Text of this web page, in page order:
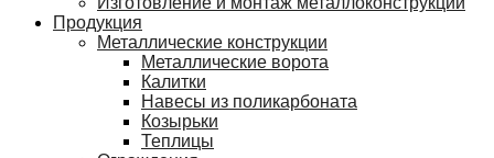
Продукция
Металлические конструкции
Металлические ворота
Калитки
Навесы из поликарбоната
Козырьки
Теплицы